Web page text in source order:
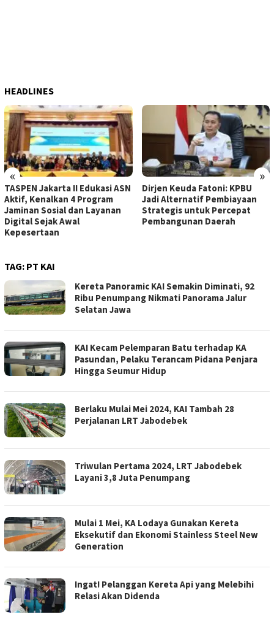
HEADLINES
« »
TASPEN Jakarta II Edukasi ASN
Aktif, Kenalkan 4 Program
Jaminan Sosial dan Layanan
Digital Sejak Awal
Kepesertaan
Dirjen Keuda Fatoni: KPBU
Jadi Alternatif Pembiayaan
Strategis untuk Percepat
Pembangunan Daerah
TAG: PT KAI
Kereta Panoramic KAI Semakin Diminati, 92
Ribu Penumpang Nikmati Panorama Jalur
Selatan Jawa
KAI Kecam Pelemparan Batu terhadap KA
Pasundan, Pelaku Terancam Pidana Penjara
Hingga Seumur Hidup
Berlaku Mulai Mei 2024, KAI Tambah 28
Perjalanan LRT Jabodebek
Triwulan Pertama 2024, LRT Jabodebek
Layani 3,8 Juta Penumpang
Mulai 1 Mei, KA Lodaya Gunakan Kereta
Eksekutif dan Ekonomi Stainless Steel New
Generation
Ingat! Pelanggan Kereta Api yang Melebihi
Relasi Akan Didenda